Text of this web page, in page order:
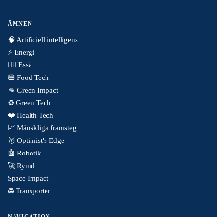
ÄMNEN
🧠 Artificiell intelligens
⚡️ Energi
✍🏼 Essä
🍔 Food Tech
👊 Green Impact
♻️ Green Tech
❤️ Health Tech
📈 Mänskliga framsteg
🥇 Optimist's Edge
🤖 Robotik
🚀 Rymd
Space Impact
🚘 Transporter